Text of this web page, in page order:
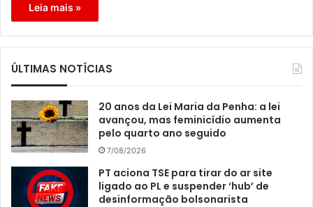
Leia mais »
ÚLTIMAS NOTÍCIAS
20 anos da Lei Maria da Penha: a lei
avançou, mas feminicídio aumenta
pelo quarto ano seguido
7/08/2026
PT aciona TSE para tirar do ar site
ligado ao PL e suspender ‘hub’ de
desinformação bolsonarista